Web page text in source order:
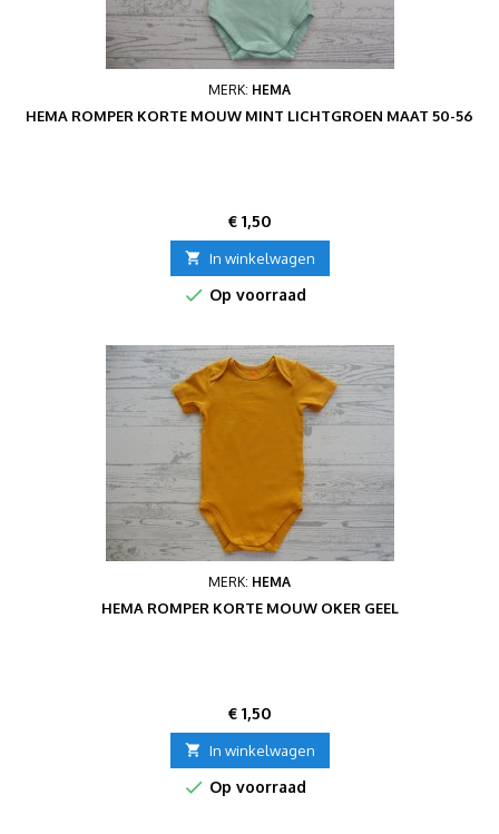
MERK: HEMA
HEMA ROMPER KORTE MOUW MINT LICHTGROEN MAAT 50-56
Prijs
€ 1,50
 In winkelwagen
 Op voorraad
MERK: HEMA
HEMA ROMPER KORTE MOUW OKER GEEL
Prijs
€ 1,50
 In winkelwagen
 Op voorraad